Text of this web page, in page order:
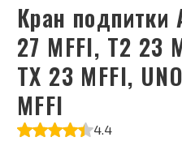
Кран подпитки Ariston T2-LLS
27 MFFI, T2 23
TX 23 MFFI,
MFFI
4.4